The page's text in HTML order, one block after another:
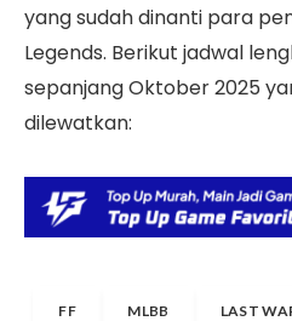
yang sudah dinanti para
Legends. Berikut jadwal
sepanjang Oktober 2025
dilewatkan:
FF MLBB LAST